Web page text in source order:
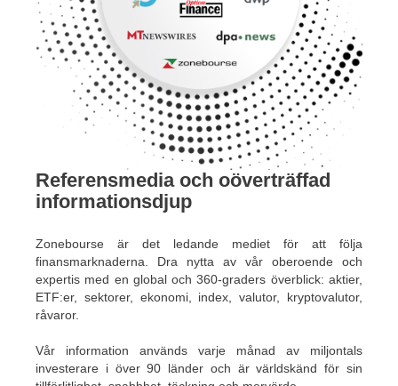
Referensmedia och oöverträffad
informationsdjup
Zonebourse är det ledande mediet för att följa
finansmarknaderna. Dra nytta av vår oberoende och
expertis med en global och 360-graders överblick: aktier,
ETF:er, sektorer, ekonomi, index, valutor, kryptovalutor,
råvaror.
Vår information används varje månad av miljontals
investerare i över 90 länder och är världskänd för sin